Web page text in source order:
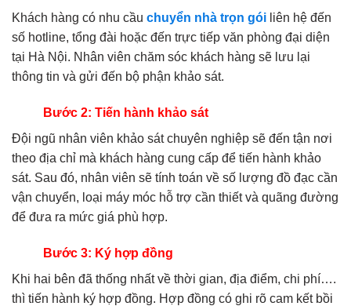
Khách hàng có nhu cầu chuyển nhà trọn gói liên hệ đến
số hotline, tổng đài hoặc đến trực tiếp văn phòng đại diện
tại Hà Nội. Nhân viên chăm sóc khách hàng sẽ lưu lại
thông tin và gửi đến bộ phận khảo sát.
Bước 2: Tiến hành khảo sát
Đội ngũ nhân viên khảo sát chuyên nghiệp sẽ đến tận nơi
theo địa chỉ mà khách hàng cung cấp để tiến hành khảo
sát. Sau đó, nhân viên sẽ tính toán về số lượng đồ đạc cần
vận chuyển, loại máy móc hỗ trợ cần thiết và quãng đường
để đưa ra mức giá phù hợp.
Bước 3: Ký hợp đồng
Khi hai bên đã thống nhất về thời gian, địa điểm, chi phí….
thì tiến hành ký hợp đồng. Hợp đồng có ghi rõ cam kết bồi